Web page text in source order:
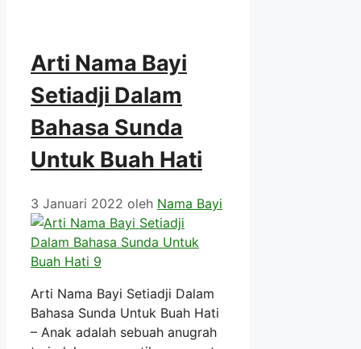
Arti Nama Bayi
Setiadji Dalam
Bahasa Sunda
Untuk Buah Hati
3 Januari 2022 oleh Nama Bayi
Arti Nama Bayi Setiadji Dalam
Bahasa Sunda Untuk Buah Hati
– Anak adalah sebuah anugrah